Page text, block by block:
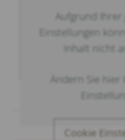
Aufgrund Ihrer
Einstellungen
Inhalt nicht
Ändern Sie hier
Cookie